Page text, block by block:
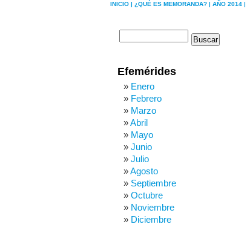
INICIO | ¿QUÉ ES MEMORANDA? | AÑO 2014 |
Efemérides
Enero
Febrero
Marzo
Abril
Mayo
Junio
Julio
Agosto
Septiembre
Octubre
Noviembre
Diciembre